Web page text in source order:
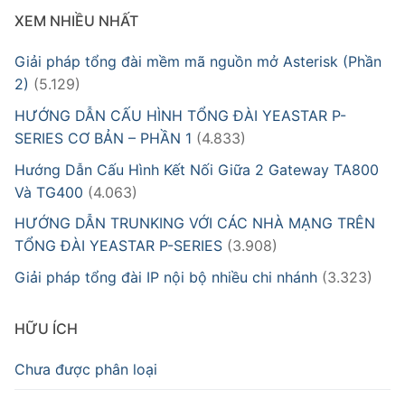
XEM NHIỀU NHẤT
Giải pháp tổng đài mềm mã nguồn mở Asterisk (Phần
2) (5.129)
HƯỚNG DẪN CẤU HÌNH TỔNG ĐÀI YEASTAR P-
SERIES CƠ BẢN – PHẦN 1 (4.833)
Hướng Dẫn Cấu Hình Kết Nối Giữa 2 Gateway TA800
Và TG400 (4.063)
HƯỚNG DẪN TRUNKING VỚI CÁC NHÀ MẠNG TRÊN
TỔNG ĐÀI YEASTAR P-SERIES (3.908)
Giải pháp tổng đài IP nội bộ nhiều chi nhánh (3.323)
HỮU ÍCH
Chưa được phân loại